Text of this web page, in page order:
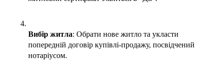
Вибір житла: Обрати нове житло та укласти
попередній договір купівлі-продажу, посвідчений
нотаріусом.